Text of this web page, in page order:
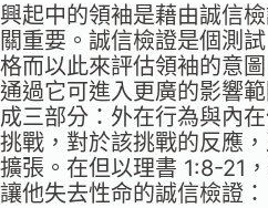
興起中的領袖是藉由誠信
關重要。誠信檢證是個測
格而以此來評估領袖的意
通過它可進入更廣的影響
成三部分：外在行為與內
挑戰，對於該挑戰的反應
擴張。在但以理書 1:8-21
讓他失去性命的誠信檢證：